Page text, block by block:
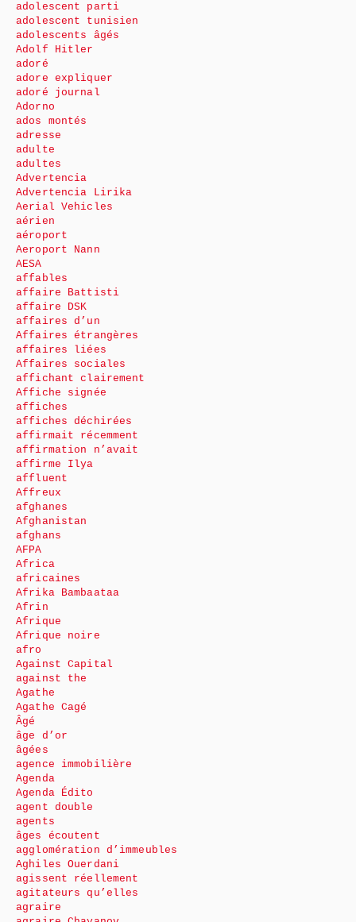
adolescent parti
adolescent tunisien
adolescents âgés
Adolf Hitler
adoré
adore expliquer
adoré journal
Adorno
ados montés
adresse
adulte
adultes
Advertencia
Advertencia Lirika
Aerial Vehicles
aérien
aéroport
Aeroport Nann
AESA
affables
affaire Battisti
affaire DSK
affaires d’un
Affaires étrangères
affaires liées
Affaires sociales
affichant clairement
Affiche signée
affiches
affiches déchirées
affirmait récemment
affirmation n’avait
affirme Ilya
affluent
Affreux
afghanes
Afghanistan
afghans
AFPA
Africa
africaines
Afrika Bambaataa
Afrin
Afrique
Afrique noire
afro
Against Capital
against the
Agathe
Agathe Cagé
Âgé
âge d’or
âgées
agence immobilière
Agenda
Agenda Édito
agent double
agents
âges écoutent
agglomération d’immeubles
Aghiles Ouerdani
agissent réellement
agitateurs qu’elles
agraire